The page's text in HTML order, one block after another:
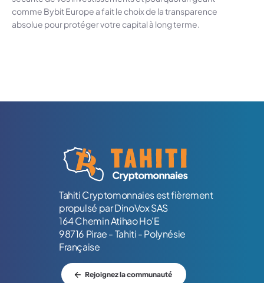
comme Bybit Europe a fait le choix de la transparence
absolue pour protéger votre capital à long terme.
Tahiti Cryptomonnaies est fièrement
propulsé par DinoVox SAS
164 Chemin Atihao Ho'E
98716 Pirae - Tahiti - Polynésie
Française
Rejoignez la communauté